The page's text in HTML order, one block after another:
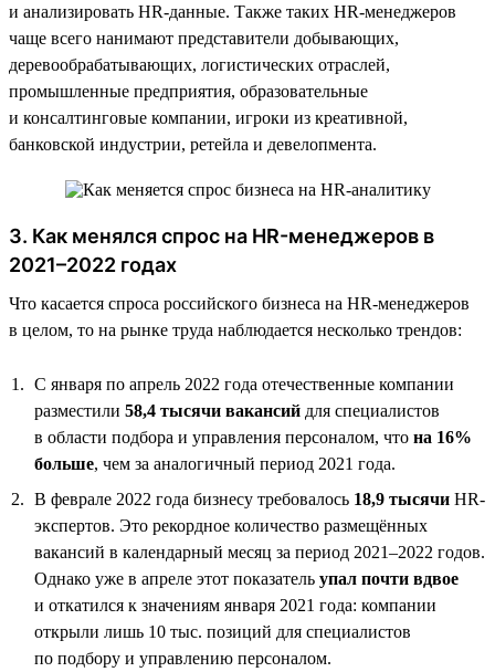
и анализировать HR-данные. Также таких HR-менеджеров
чаще всего нанимают представители добывающих,
деревообрабатывающих, логистических отраслей,
промышленные предприятия, образовательные
и консалтинговые компании, игроки из креативной,
банковской индустрии, ретейла и девелопмента.
3. Как менялся спрос на HR-менеджеров в
2021–2022 годах
Что касается спроса российского бизнеса на HR-менеджеров
в целом, то на рынке труда наблюдается несколько трендов:
С января по апрель 2022 года отечественные компании
разместили 58,4 тысячи вакансий для специалистов
в области подбора и управления персоналом, что на 16%
больше, чем за аналогичный период 2021 года.
В феврале 2022 года бизнесу требовалось 18,9 тысячи HR-
экспертов. Это рекордное количество размещённых
вакансий в календарный месяц за период 2021–2022 годов.
Однако уже в апреле этот показатель упал почти вдвое
и откатился к значениям января 2021 года: компании
открыли лишь 10 тыс. позиций для специалистов
по подбору и управлению персоналом.